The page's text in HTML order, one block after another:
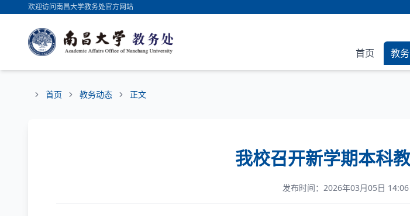
欢迎访问南昌大学教务处官方网站
首页 教
首页 教务动态 正文
我校召开新学期本科
发布时间：2026年03月05日